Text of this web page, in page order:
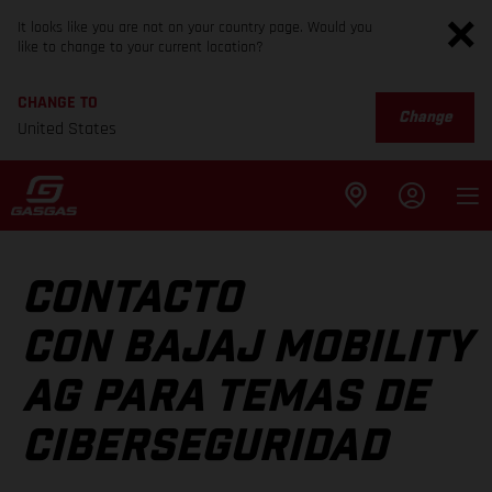
It looks like you are not on your country page. Would you
like to change to your current location?
CHANGE TO
United States
Change
CONTACTO
CON BAJAJ MOBILITY
AG PARA TEMAS DE
CIBERSEGURIDAD